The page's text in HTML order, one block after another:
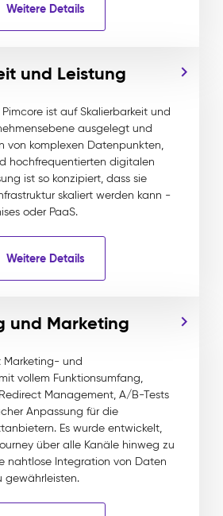
Weitere Details
und Leistung
ist auf Skalierbarkeit und
ausgelegt und
von komplexen Datenpunkten,
hochfrequentierten digitalen
ist so konzipiert, dass sie
skaliert werden kann -
oder PaaS.
Weitere Details
und Marketing
Marketing- und
vollem Funktionsumfang,
Management, A/B-Tests
Anpassung für die
Es wurde entwickelt,
über alle Kanäle hinweg zu
nahtlose Integration von Daten
gewährleisten.